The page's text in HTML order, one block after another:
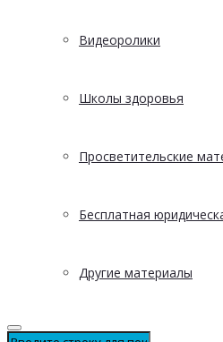
Видеоролики
Школы здоровья
Просветительские
Бесплатная
Другие материалы